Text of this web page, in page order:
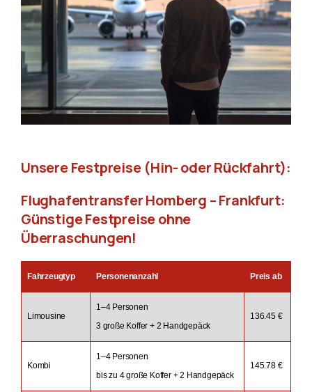
Unsere Festpreise (Hin- oder Rückfahrt):
Flughafentransfer Homberg – Frankfurt:
Günstige Festpreise ohne
Überraschungen!
Fahrzeugtyp Personenanzahl Preis ab
Limousine
1–4 Personen
3 große Koffer + 2 Handgepäck
136.45 €
Kombi
1–4 Personen
bis zu 4 große Koffer + 2 Handgepäck
145.78 €